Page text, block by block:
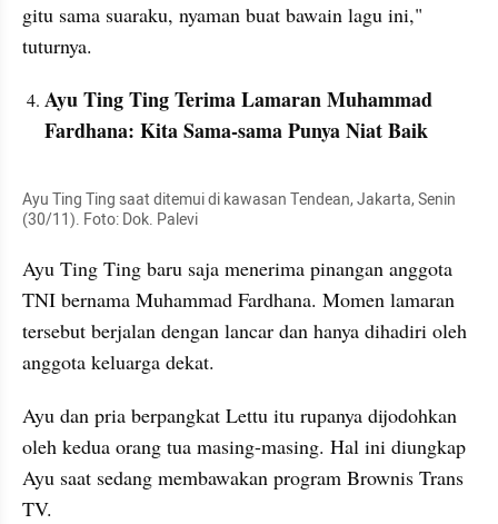
gitu sama suaraku, nyaman buat bawain lagu ini,"
tuturnya.
Ayu Ting Ting Terima Lamaran Muhammad
Fardhana: Kita Sama-sama Punya Niat Baik
Ayu Ting Ting saat ditemui di kawasan Tendean, Jakarta, Senin
(30/11). Foto: Dok. Palevi
Ayu Ting Ting baru saja menerima pinangan anggota
TNI bernama Muhammad Fardhana. Momen lamaran
tersebut berjalan dengan lancar dan hanya dihadiri oleh
anggota keluarga dekat.
Ayu dan pria berpangkat Lettu itu rupanya dijodohkan
oleh kedua orang tua masing-masing. Hal ini diungkap
Ayu saat sedang membawakan program Brownis Trans
TV.